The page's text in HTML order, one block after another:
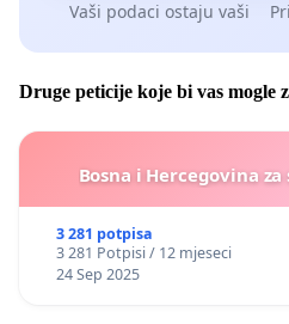
Vaši podaci ostaju vaši
Druge peticije koje bi vas mogle
Bosna i Hercegovina
3 281 potpisa
3 281 Potpisi / 12 mjeseci
24 Sep 2025